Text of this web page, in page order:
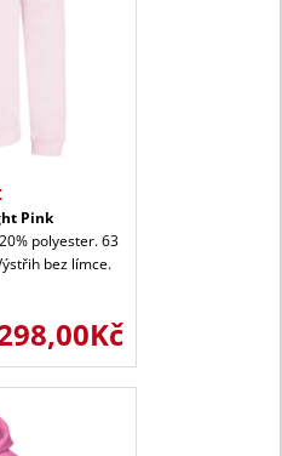
Pink
polyester. 63
bez límce.